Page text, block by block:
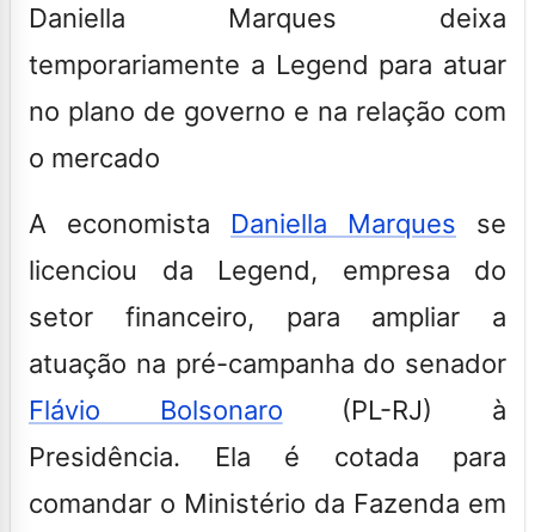
Daniella Marques deixa
temporariamente a Legend para atuar
no plano de governo e na relação com
o mercado
A economista Daniella Marques se
licenciou da Legend, empresa do
setor financeiro, para ampliar a
atuação na pré-campanha do senador
Flávio Bolsonaro (PL-RJ) à
Presidência. Ela é cotada para
comandar o Ministério da Fazenda em